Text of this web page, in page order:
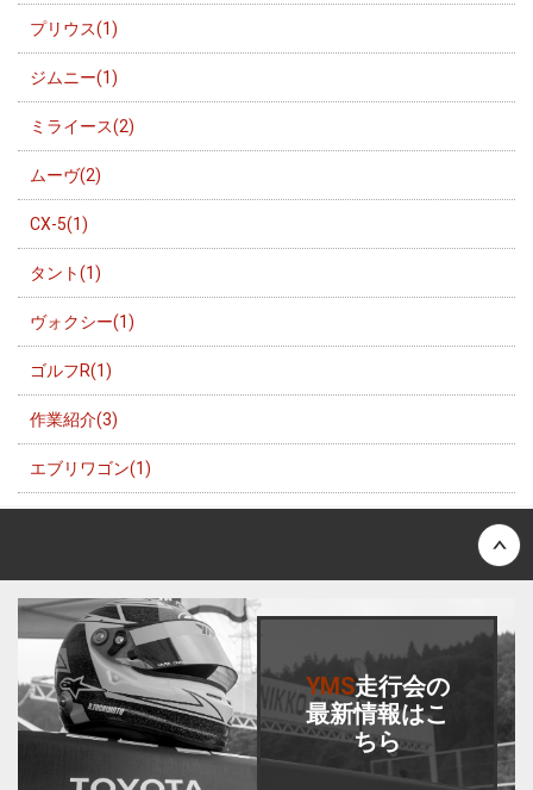
プリウス(1)
ジムニー(1)
ミライース(2)
ムーヴ(2)
CX-5(1)
タント(1)
ヴォクシー(1)
ゴルフR(1)
作業紹介(3)
エブリワゴン(1)
YMS走行会の
最新情報はこ
ちら